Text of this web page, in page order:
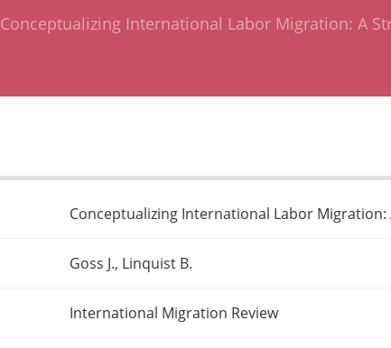
Conceptualizing International Labor Migration: A
Conceptualizing International Labor
Goss J., Linquist B.
International Migration Review